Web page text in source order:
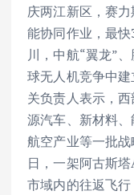
庆两江新区，赛
能协同作业，最
川，中航“翼龙”
球无人机竞争中
关负责人表示，
源汽车、新材料、
航空产业等一批
日，一架阿古斯
市域内的往返飞